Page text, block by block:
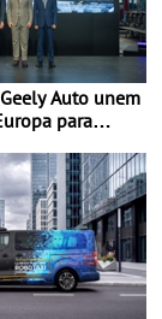
Auto unem
para
de última
Espanha